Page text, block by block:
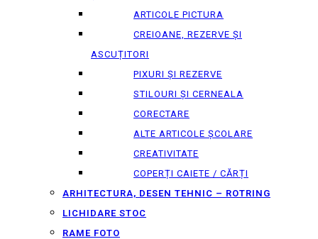
ARTICOLE PICTURA
CREIOANE, REZERVE ȘI
ASCUȚITORI
PIXURI ȘI REZERVE
STILOURI ȘI CERNEALA
CORECTARE
ALTE ARTICOLE ȘCOLARE
CREATIVITATE
COPERȚI CAIETE / CĂRȚI
ARHITECTURA, DESEN TEHNIC – ROTRING
LICHIDARE STOC
RAME FOTO